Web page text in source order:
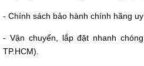
- Chính sách bảo hành chính hãng uy
- Vận chuyển, lắp đặt nhanh
TP.HCM).